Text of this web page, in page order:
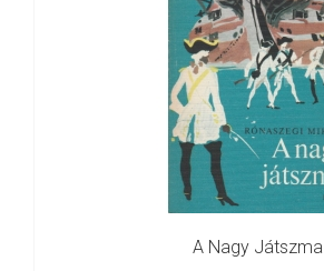
A Nagy Játszma